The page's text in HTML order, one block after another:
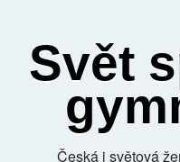
Svět
Česká i světová